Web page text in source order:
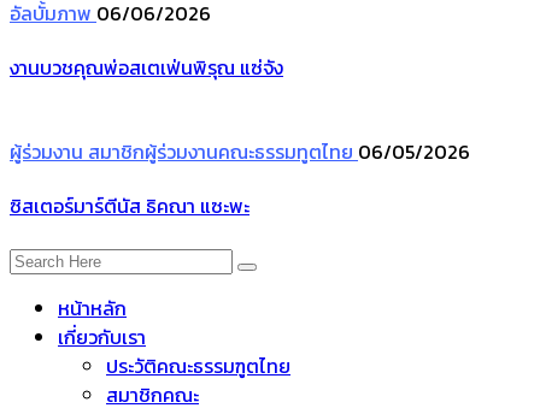
อัลบั้มภาพ 06/06/2026
งานบวชคุณพ่อสเตเฟ่นพิรุณ แซ่จัง
ผู้ร่วมงาน สมาชิกผู้ร่วมงานคณะธรรมทูตไทย 06/05/2026
ซิสเตอร์มาร์ตีนัส ธิคณา แซะพะ
หน้าหลัก
เกี่ยวกับเรา
ประวัติคณะธรรมฑูตไทย
สมาชิกคณะ